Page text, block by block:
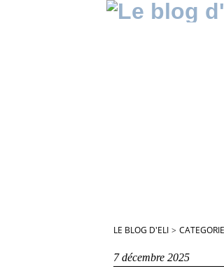
LE BLOG D'ELI >
7 décembre 2025